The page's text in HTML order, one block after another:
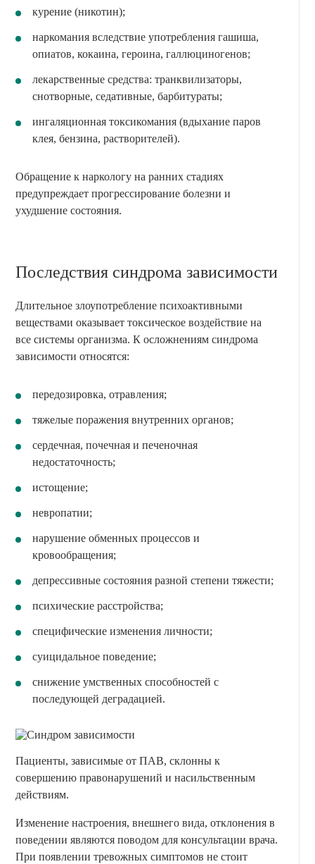
курение (никотин);
наркомания вследствие употребления гашиша,
опиатов, кокаина, героина, галлюциногенов;
лекарственные средства: транквилизаторы,
снотворные, седативные, барбитураты;
ингаляционная токсикомания (вдыхание паров
клея, бензина, растворителей).
Обращение к наркологу на ранних стадиях
предупреждает прогрессирование болезни и
ухудшение состояния.
Последствия синдрома зависимости
Длительное злоупотребление психоактивными
веществами оказывает токсическое воздействие на
все системы организма. К осложнениям синдрома
зависимости относятся:
передозировка, отравления;
тяжелые поражения внутренних органов;
сердечная, почечная и печеночная
недостаточность;
истощение;
невропатии;
нарушение обменных процессов и
кровообращения;
депрессивные состояния разной степени тяжести;
психические расстройства;
специфические изменения личности;
суицидальное поведение;
снижение умственных способностей с
последующей деградацией.
Пациенты, зависимые от ПАВ, склонны к
совершению правонарушений и насильственным
действиям.
Изменение настроения, внешнего вида, отклонения в
поведении являются поводом для консультации врача.
При появлении тревожных симптомов не стоит